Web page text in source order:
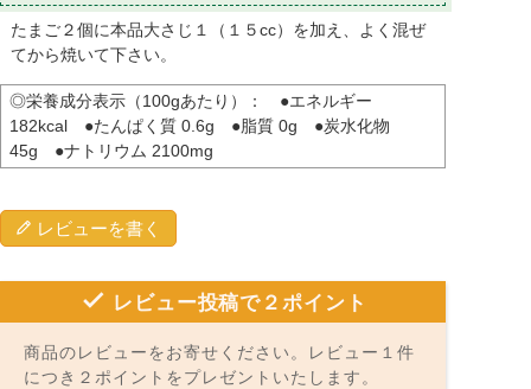
たまご２個に本品大さじ１（１５cc）を加え、よく混ぜ
てから焼いて下さい。
◎栄養成分表示（100gあたり）： ●エネルギー
182kcal ●たんぱく質 0.6g ●脂質 0g ●炭水化物
45g ●ナトリウム 2100mg
レビューを書く
レビュー投稿で２ポイント
商品のレビューをお寄せください。レビュー１件
につき２ポイントをプレゼントいたします。